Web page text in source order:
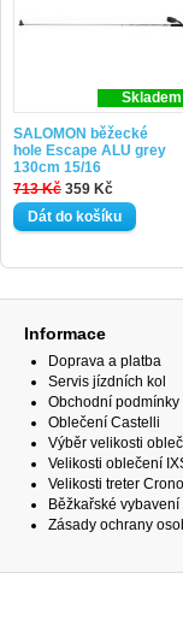
Skladem
SALOMON běžecké
hole Escape ALU grey
130cm 15/16
713 Kč 359 Kč
Informace
Doprava a platba
Servis jízdních kol
Obchodní podmínky
Oblečení Castelli
Výběr velikosti
Velikosti oblečení
Velikosti treter
Běžkařské vybavení
Zásady ochrany